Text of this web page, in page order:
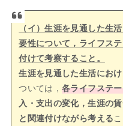
（イ）生涯を見通した生
要性について，ライフス
付けて考察すること。
生涯を見通した生活にお
ついては，各ライフステ
入・支出の変化，生涯の
と関連付けながら考える